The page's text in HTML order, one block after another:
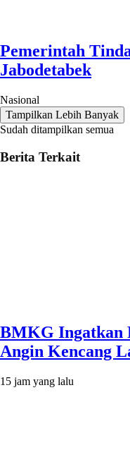
Pemerintah
Jabodetabek
Nasional
Tampilkan Lebih Banyak
Sudah ditampilkan semua
Berita Terkait
BMKG Ingatkan
Angin Kencang
15 jam yang lalu